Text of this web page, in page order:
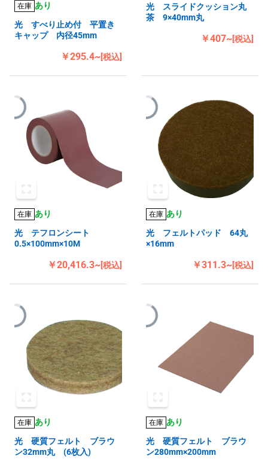
在庫 あり
光 すべり止め付 平置き
キャップ 内径45mm
￥295.4~[税込]
光 スライドクッション丸
茶 9×40mm丸
￥407~[税込]
在庫 あり
光 テフロンシート
0.5×100mm×10M
￥20,416.3~[税込]
在庫 あり
光 フェルトパッド 64丸
×16mm
￥311.3~[税込]
在庫 あり
光 硬質フェルト ブラウ
ン32mm丸 (6枚入)
在庫 あり
光 硬質フェルト ブラウ
ン280mm×200mm